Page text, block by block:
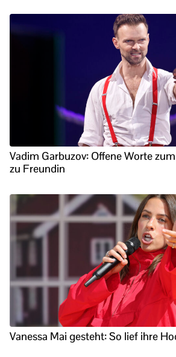
Vadim Garbuzov: Offene Worte
zu Freundin
Vanessa Mai gesteht: So lief ihre